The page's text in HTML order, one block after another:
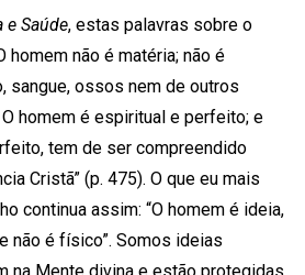
e Saúde, estas palavras sobre o
homem não é matéria; não é
sangue, ossos nem de outros
homem é espiritual e perfeito; e
tem de ser compreendido
Cristã” (p. 475). O que eu mais
continua assim: “O homem é ideia,
não é físico”. Somos ideias